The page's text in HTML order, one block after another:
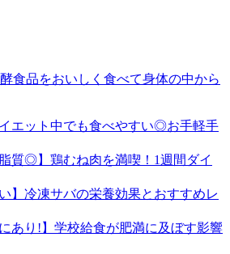
食品をおいしく食べて身体の中から
イエット中でも食べやすい◎お手軽手
質◎】鶏むね肉を満喫！1週間ダイ
】冷凍サバの栄養効果とおすすめレ
あり!】学校給食が肥満に及ぼす影響